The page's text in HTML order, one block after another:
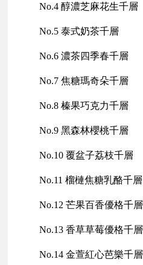
No.4 醇濃芝麻花生千層
No.5 泰式奶茶千層
No.6 濃茶四季春千層
No.7 焦糖瑪奇朵千層
No.8 榛果巧克力千層
No.9 黑森林櫻桃千層
No.10 覆盆子荔枝千層
No.11 榴槤焦糖乳酪千層
No.12 芒果百香優格千層
No.13 香草草莓優格千層
No.14 金萱紅心芭樂千層